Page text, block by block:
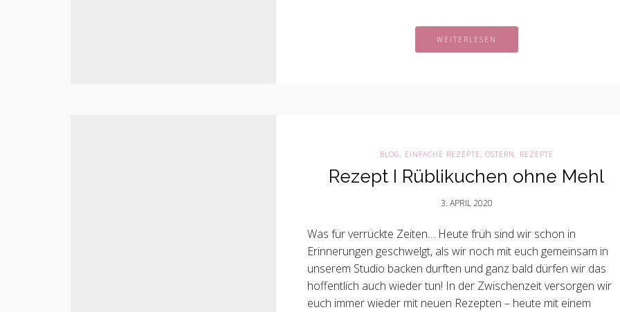
WEITERLESEN
BLOG, EINFACHE REZEPTE, OSTERN, REZEPTE
Rezept I Rüblikuchen ohne Mehl
3. APRIL 2020
Was für verrückte Zeiten… Heute früh sind wir schon in
Erinnerungen geschwelgt, als wir noch mit euch gemeinsam in
unserem Studio backen durften und ganz bald dürfen wir das
hoffentlich auch wieder tun! In der Zwischenzeit versorgen wir
euch immer wieder mit neuen Rezepten – heute mit einem